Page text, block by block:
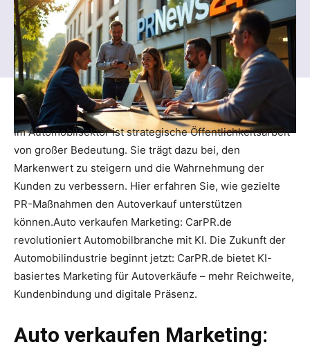
Im Automobilsektor ist strategische Öffentlichkeitsarbeit
von großer Bedeutung. Sie trägt dazu bei, den
Markenwert zu steigern und die Wahrnehmung der
Kunden zu verbessern. Hier erfahren Sie, wie gezielte
PR-Maßnahmen den Autoverkauf unterstützen
können.Auto verkaufen Marketing: CarPR.de
revolutioniert Automobilbranche mit KI. Die Zukunft der
Automobilindustrie beginnt jetzt: CarPR.de bietet KI-
basiertes Marketing für Autoverkäufe – mehr Reichweite,
Kundenbindung und digitale Präsenz.
Auto verkaufen Marketing: